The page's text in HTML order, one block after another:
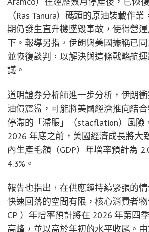
（Ras Tanura）碼頭的原油裝載作
期仍發生直升機墜毀事故，使得營
下。報導另指，伊朗與美國據稱已
並恢復談判，以解決與這條戰略航
議。
道明證券分析師進一步分析，伊朗
油價震盪，可能將美國經濟推向結
停滯的「滯脹」（stagflation）風險
2026 年底之前，美國經濟成長將大
內生產毛額（GDP）年增率預計為
4.3%。
報告也指出，在供應鏈持續緊張的
快速回落的空間有限，核心消費者物
CPI）年增率預計將在 2026 年第四
高峰，並以高於年初的水平收尾。